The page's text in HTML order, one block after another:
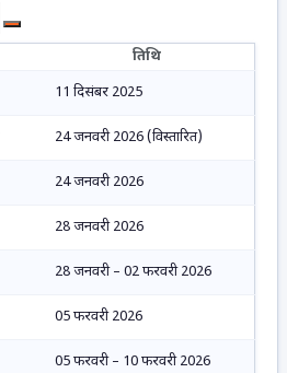
तिथि
11 दिसंबर 2025
24 जनवरी 2026 (विस्तारित)
24 जनवरी 2026
28 जनवरी 2026
28 जनवरी – 02 फरवरी 2026
05 फरवरी 2026
05 फरवरी – 10 फरवरी 2026